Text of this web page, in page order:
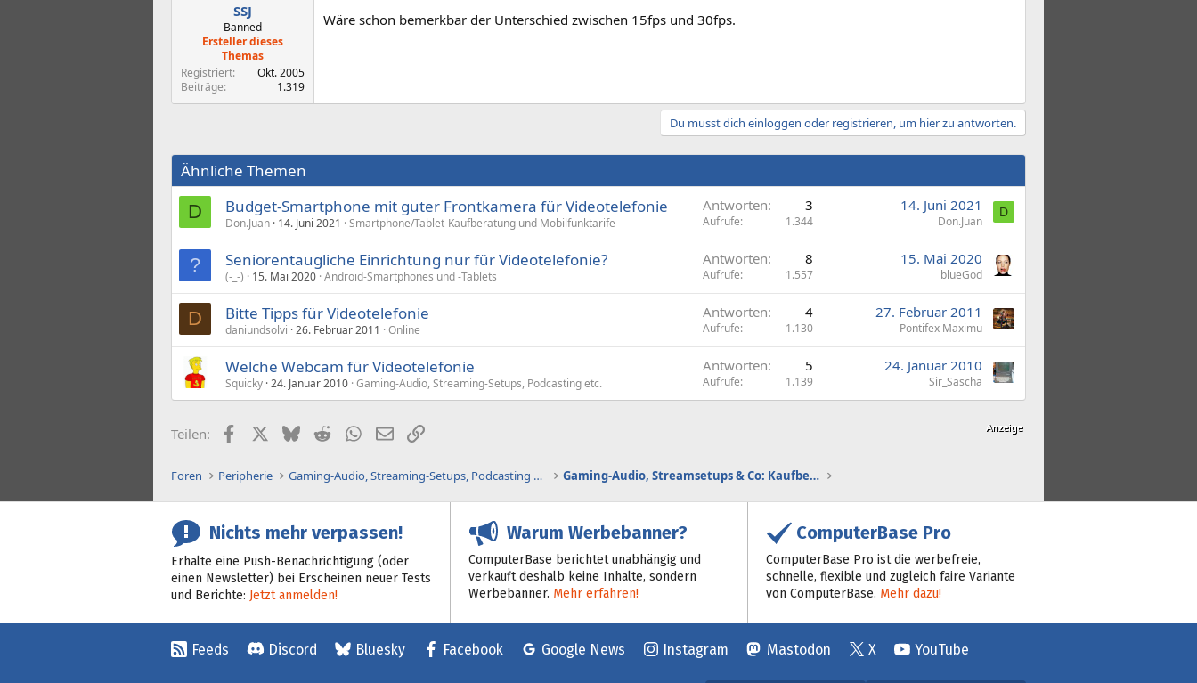
SSJ
Banned
Ersteller dieses
Themas
Registriert
Okt. 2005
Beiträge
1.319
Wäre schon bemerkbar der Unterschied zwischen 15fps und 30fps.
Du musst dich einloggen oder registrieren, um hier zu antworten.
Ähnliche Themen
D Budget-Smartphone mit guter Frontkamera für Videotelefonie
Don.Juan 14. Juni 2021 Smartphone/Tablet-Kaufberatung und Mobilfunktarife
Antworten 3
Aufrufe 1.344
14. Juni 2021
Don.Juan
D
? Seniorentaugliche Einrichtung nur für Videotelefonie?
(-_-) 15. Mai 2020 Android-Smartphones und -Tablets
Antworten 8
Aufrufe 1.557
15. Mai 2020
blueGod
D Bitte Tipps für Videotelefonie
daniundsolvi 26. Februar 2011 Online
Antworten 4
Aufrufe 1.130
27. Februar 2011
Pontifex Maximu
Welche Webcam für Videotelefonie
Squicky 24. Januar 2010 Gaming-Audio, Streaming-Setups, Podcasting etc.
Antworten 5
Aufrufe 1.139
24. Januar 2010
Sir_Sascha
Teilen: FacebookX (Twitter)
BlueskyRedditWhatsApp
E-MailLink
Foren Peripherie Gaming-Audio, Streaming-Setups, Podcasting etc. Gaming-Audio, Streamsetups & Co: Kaufberatung
Nichts mehr verpassen!
Erhalte eine Push-Benachrichtigung (oder
einen Newsletter) bei Erscheinen neuer Tests
und Berichte: Jetzt anmelden!
Warum Werbebanner?
ComputerBase berichtet unabhängig und
verkauft deshalb keine Inhalte, sondern
Werbebanner. Mehr erfahren!
ComputerBase Pro
ComputerBase Pro ist die werbefreie,
schnelle, flexible und zugleich faire Variante
von ComputerBase. Mehr dazu!
Feeds Discord Bluesky Facebook Google News Instagram Mastodon X YouTube